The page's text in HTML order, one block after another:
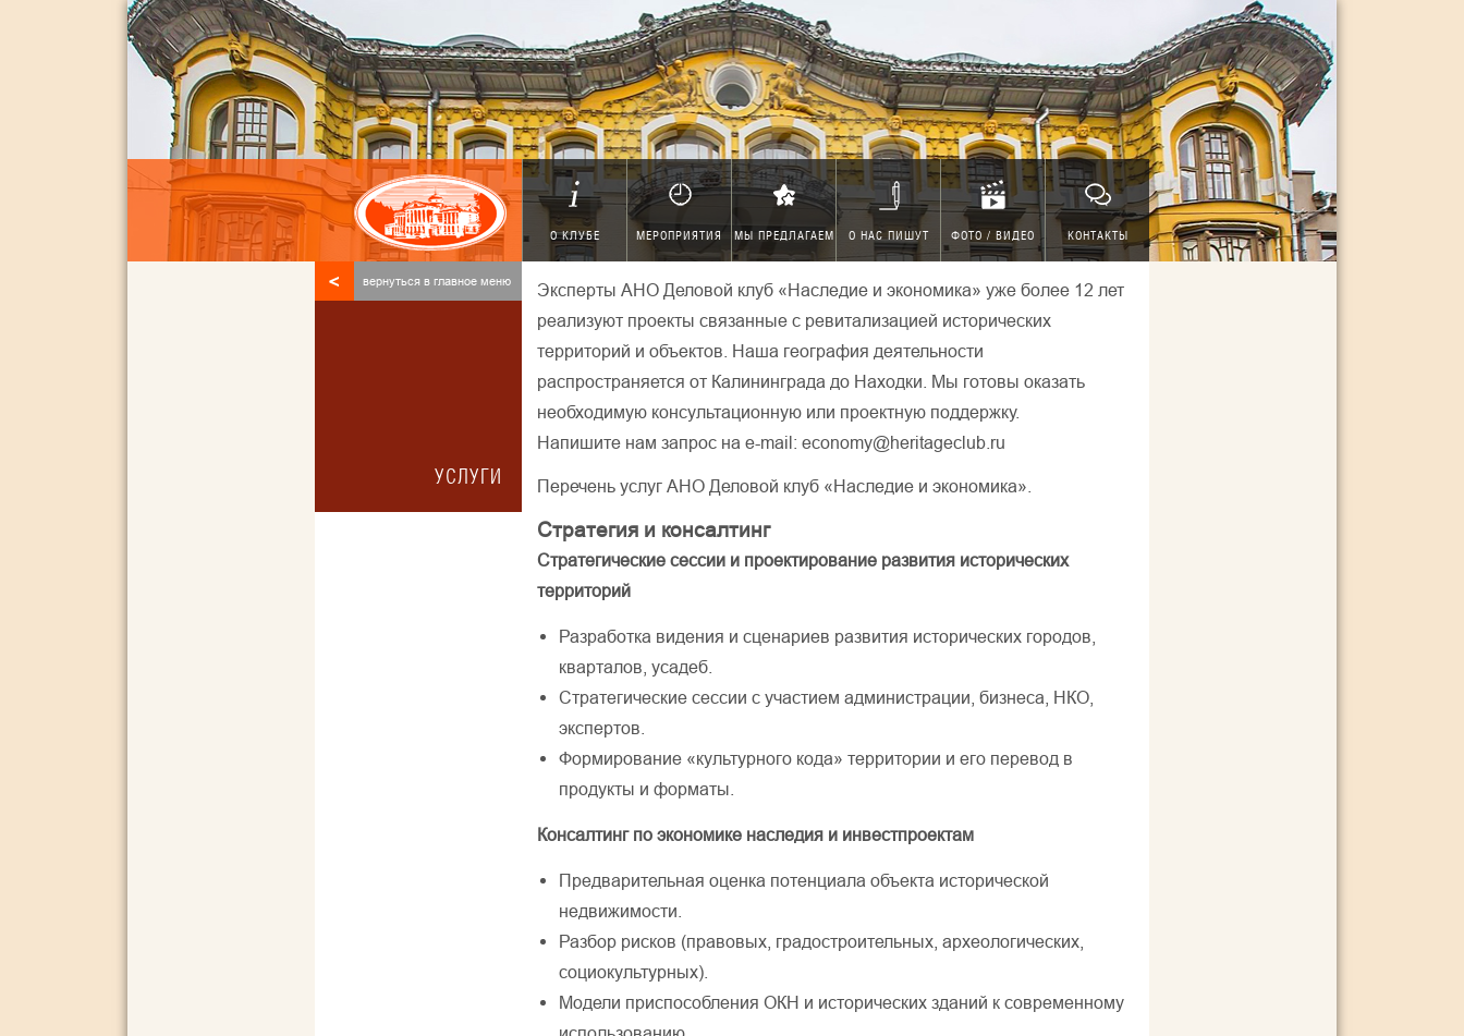
О КЛУБЕ МЕРОПРИЯТИЯ МЫ ПРЕДЛАГАЕМ О НАС ПИШУТ ФОТО / ВИДЕО КОНТАКТЫ
< вернуться в главное меню
УСЛУГИ
Эксперты АНО Деловой клуб «Наследие и экономика» уже более 12 лет
реализуют проекты связанные с ревитализацией исторических
территорий и объектов. Наша география деятельности
распространяется от Калининграда до Находки. Мы готовы оказать
необходимую консультационную или проектную поддержку.
Напишите нам запрос на e-mail: economy@heritageclub.ru
Перечень услуг АНО Деловой клуб «Наследие и экономика».
Стратегия и консалтинг
Стратегические сессии и проектирование развития исторических
территорий
Разработка видения и сценариев развития исторических городов,
кварталов, усадеб.
Стратегические сессии с участием администрации, бизнеса, НКО,
экспертов.
Формирование «культурного кода» территории и его перевод в
продукты и форматы.
Консалтинг по экономике наследия и инвестпроектам
Предварительная оценка потенциала объекта исторической
недвижимости.
Разбор рисков (правовых, градостроительных, археологических,
социокультурных).
Модели приспособления ОКН и исторических зданий к современному